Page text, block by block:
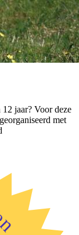
jaar? Voor deze
met